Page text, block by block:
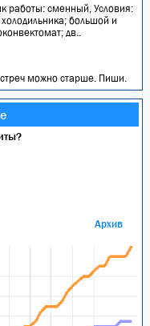
работы: сменный, Условия:
большой и
дв..
можно старше. Пиши.
Архив